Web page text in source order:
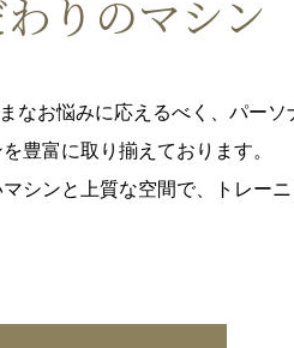
りのマシン
なお悩みに応えるべく、パーソ
豊富に取り揃えております。
シンと上質な空間で、トレー